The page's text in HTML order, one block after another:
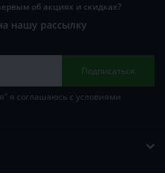
об акциях и скидках?
нашу рассылку
Подписаться
я соглашаюсь с условиями